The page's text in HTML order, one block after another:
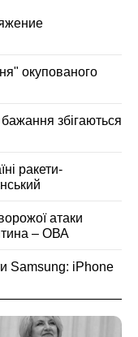
окупованого
збігаються
ракети-
атаки
– ОВА
Samsung: iPhone